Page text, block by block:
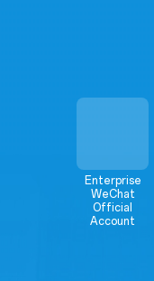
Enterprise
WeChat
Official
Account